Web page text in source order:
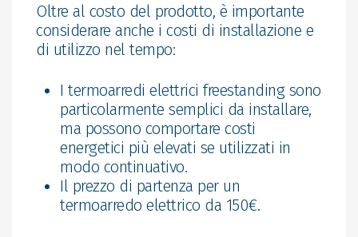
Oltre al costo del prodotto, è importante
considerare anche i costi di installazione e
di utilizzo nel tempo:
I termoarredi elettrici freestanding sono
particolarmente semplici da installare,
ma possono comportare costi
energetici più elevati se utilizzati in
modo continuativo.
Il prezzo di partenza per un
termoarredo elettrico da 150€.